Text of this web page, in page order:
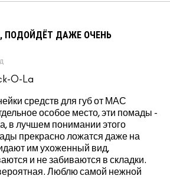
ПОДОЙДЁТ ДАЖЕ ОЧЕНЬ
O-La
средств для губ от МАС
особое место, эти помады -
в лучшем понимании этого
прекрасно ложатся даже на
им ухоженный вид,
и не забиваются в складки.
Люблю самой нежной